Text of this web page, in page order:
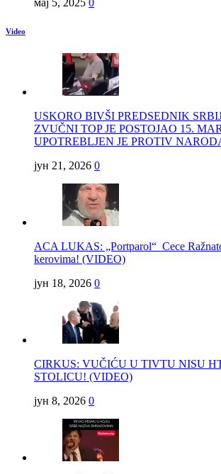
Video
USKORO BIVŠI PREDSEDNIK
ZVUČNI TOP JE POSTOJAO 15.
UPOTREBLJEN JE PROTIV
јун 21, 2026 0
ACA LUKAS: „Portparol“ Cece
kerovima! (VIDEO)
јун 18, 2026 0
CIRKUS: VUČIĆU U TIVTU NISU
STOLICU! (VIDEO)
јун 8, 2026 0